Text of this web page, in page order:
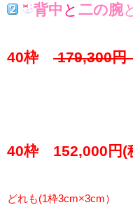
背中 と 二の腕
40枠 179,300円
40枠 152,000円(
どれも(1枠3cm×3cm）